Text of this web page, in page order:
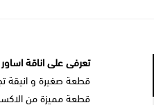
تعرفى على اناقة
قطعة صغيرة و انيقة